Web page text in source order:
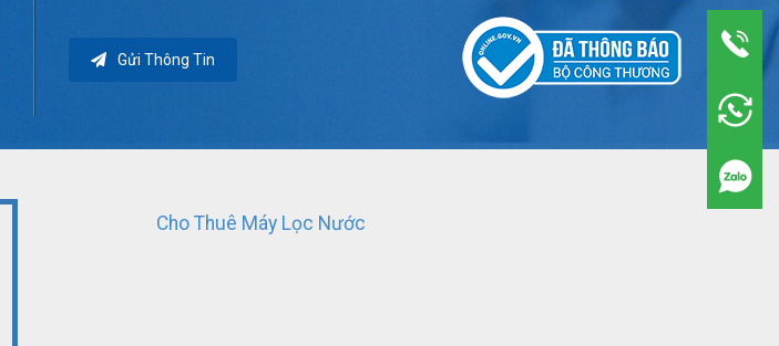
Gửi Thông Tin
Cho Thuê Máy Lọc Nước